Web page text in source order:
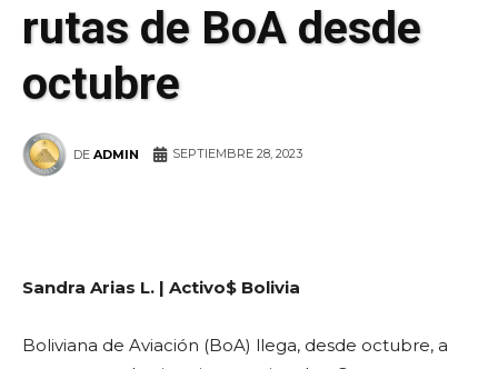
rutas de BoA desde
octubre
DE ADMIN SEPTIEMBRE 28, 2023
Sandra Arias L. | Activo$ Bolivia
Boliviana de Aviación (BoA) llega, desde octubre, a